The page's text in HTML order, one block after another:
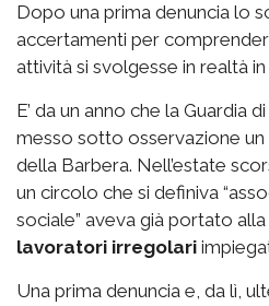
Dopo una prima denuncia lo
accertamenti per
attività si svolgesse in realtà
E’ da un anno che la Guardia
messo sotto osservazione
della Barbera. Nell’estate
un circolo che si definiva
sociale” aveva già portato
lavoratori irregolari
Una prima denuncia e, da lì,